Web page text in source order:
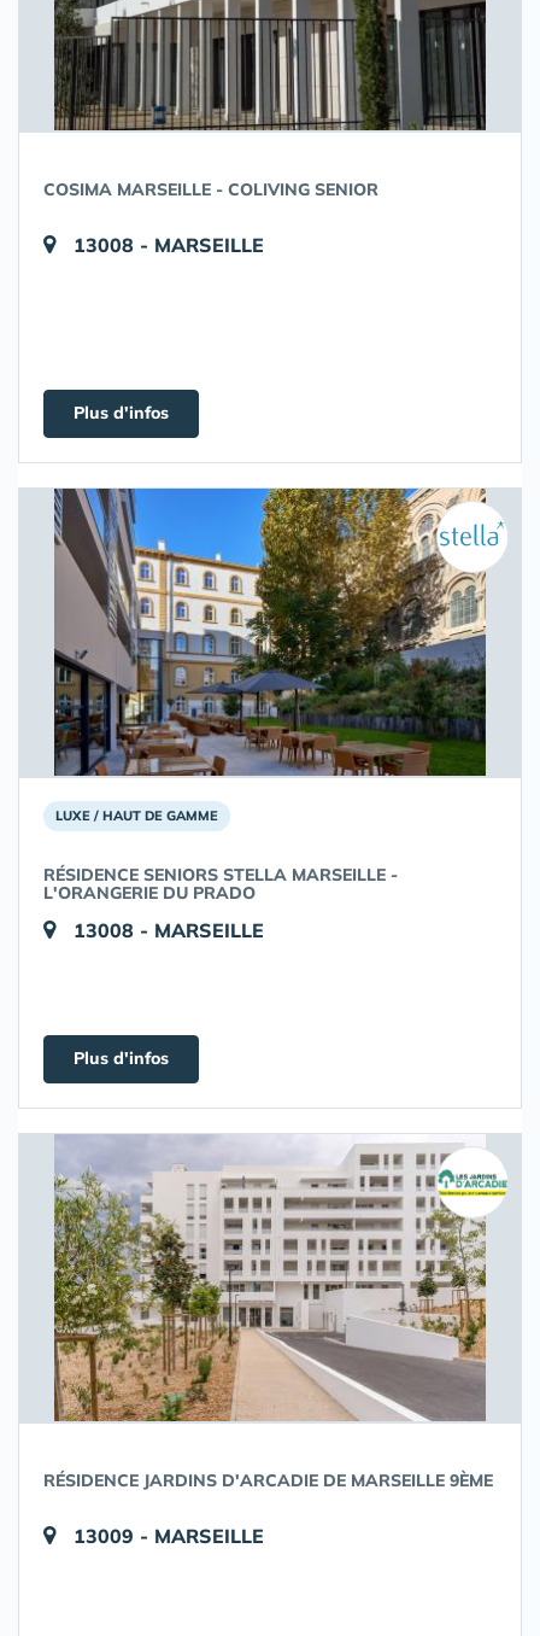
COSIMA MARSEILLE - COLIVING SENIOR
13008 - MARSEILLE
Plus d'infos
LUXE / HAUT DE GAMME
RÉSIDENCE SENIORS STELLA MARSEILLE -
L'ORANGERIE DU PRADO
13008 - MARSEILLE
Plus d'infos
RÉSIDENCE JARDINS D'ARCADIE DE MARSEILLE 9ÈME
13009 - MARSEILLE